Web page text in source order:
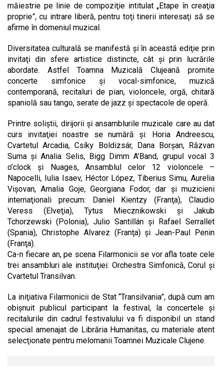
măiestrie pe linie de compoziţie intitulat „Etape în creaţia
proprie”, cu intrare liberă, pentru toţi tinerii interesaţi să se
afirme în domeniul muzical.
Diversitatea culturală se manifestă şi în această ediţie prin
invitaţi din sfere artistice distincte, cât şi prin lucrările
abordate. Astfel Toamna Muzicală Clujeană promite
concerte simfonice şi vocal-simfonice, muzică
contemporană, recitaluri de pian, violoncele, orgă, chitară
spaniolă sau tango, serate de jazz şi spectacole de operă.
Printre soliştii, dirijorii şi ansamblurile muzicale care au dat
curs invitaţiei noastre se numără şi: Horia Andreescu,
Cvartetul Arcadia, Csíky Boldizsár, Dana Borşan, Răzvan
Suma şi Analia Selis, Bigg Dimm A’Band, grupul vocal 3
o’clock şi Nuages, Ansamblul celor 12 violoncele –
Napocelli, Iulia Isaev, Héctor López, Tiberius Simu, Aurelia
Vişovan, Amalia Goje, Georgiana Fodor, dar şi muzicieni
internaţionali precum: Daniel Kientzy (Franţa), Claudio
Veress (Elveţia), Tytus Miecznikowski şi Jakub
Tchorzewski (Polonia), Julio Santillán şi Rafael Serrallet
(Spania), Christophe Alvarez (Franţa) şi Jean-Paul Penin
(Franţa).
Ca-n fiecare an, pe scena Filarmonicii se vor afla toate cele
trei ansambluri ale instituţiei: Orchestra Simfonică, Corul şi
Cvartetul Transilvan.
La iniţiativa Filarmonicii de Stat “Transilvania”, după cum am
obişnuit publicul participant la festival, la concertele şi
recitalurile din cadrul festivalului va fi disponibil un stand
special amenajat de Librăria Humanitas, cu materiale atent
selecţionate pentru melomanii Toamnei Muzicale Clujene.